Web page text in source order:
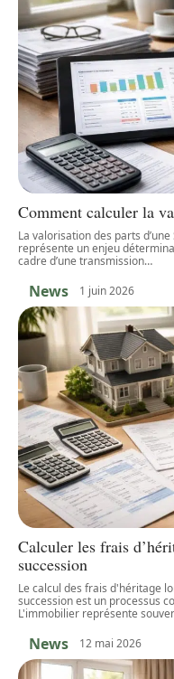
Comment calculer la
La valorisation des parts
représente un enjeu
cadre d’une transmission…
News 1 juin 2026
Calculer les frais
succession
Le calcul des frais d'héritage
succession est un processus
L'immobilier représente
News 12 mai 2026